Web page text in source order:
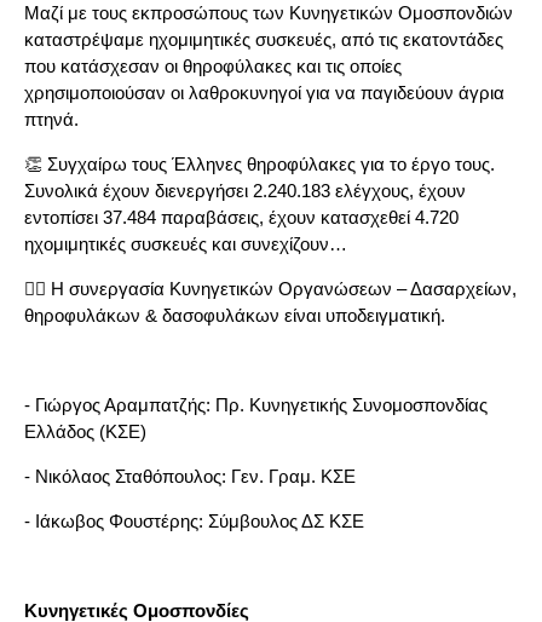
Μαζί με τους εκπροσώπους των Κυνηγετικών Ομοσπονδιών
καταστρέψαμε ηχομιμητικές συσκευές, από τις εκατοντάδες
που κατάσχεσαν οι θηροφύλακες και τις οποίες
χρησιμοποιούσαν οι λαθροκυνηγοί για να παγιδεύουν άγρια
πτηνά.
👏 Συγχαίρω τους Έλληνες θηροφύλακες για το έργο τους.
Συνολικά έχουν διενεργήσει 2.240.183 ελέγχους, έχουν
εντοπίσει 37.484 παραβάσεις, έχουν κατασχεθεί 4.720
ηχομιμητικές συσκευές και συνεχίζουν…
👉🏻 Η συνεργασία Κυνηγετικών Οργανώσεων – Δασαρχείων,
θηροφυλάκων & δασοφυλάκων είναι υποδειγματική.
- Γιώργος Αραμπατζής: Πρ. Κυνηγετικής Συνομοσπονδίας
Ελλάδος (ΚΣΕ)
- Νικόλαος Σταθόπουλος: Γεν. Γραμ. ΚΣΕ
- Iάκωβος Φουστέρης: Σύμβουλος ΔΣ ΚΣΕ
Κυνηγετικές Ομοσπονδίες